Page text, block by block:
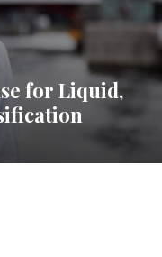
for Liquid,